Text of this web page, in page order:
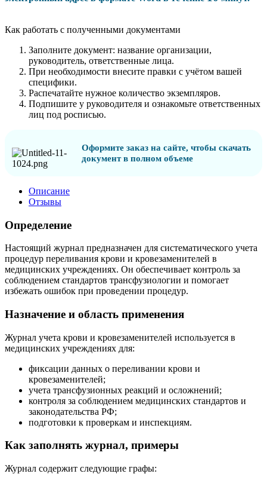
Как работать с полученными документами
Заполните документ: название организации,
руководитель, ответственные лица.
При необходимости внесите правки с учётом вашей
специфики.
Распечатайте нужное количество экземпляров.
Подпишите у руководителя и ознакомьте ответственных
лиц под росписью.
Оформите заказ на сайте, чтобы скачать
документ в полном объеме
Описание
Отзывы
Определение
Настоящий журнал предназначен для систематического учета
процедур переливания крови и кровезаменителей в
медицинских учреждениях. Он обеспечивает контроль за
соблюдением стандартов трансфузиологии и помогает
избежать ошибок при проведении процедур.
Назначение и область применения
Журнал учета крови и кровезаменителей используется в
медицинских учреждениях для:
фиксации данных о переливании крови и
кровезаменителей;
учета трансфузионных реакций и осложнений;
контроля за соблюдением медицинских стандартов и
законодательства РФ;
подготовки к проверкам и инспекциям.
Как заполнять журнал, примеры
Журнал содержит следующие графы: